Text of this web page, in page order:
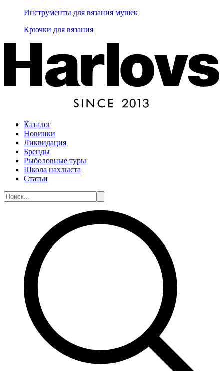
Инструменты для вязания мушек
Крючки для вязания
Каталог
Новинки
Ликвидация
Бренды
Рыболовные туры
Школа нахлыста
Статьи